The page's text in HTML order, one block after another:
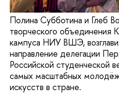
Полина Субботина и Глеб
творческого объединения
кампуса НИУ ВШЭ,
направление делегации
Российской
самых масштабных
искусств в стране.